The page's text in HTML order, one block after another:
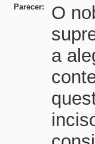
Parecer:
O
a